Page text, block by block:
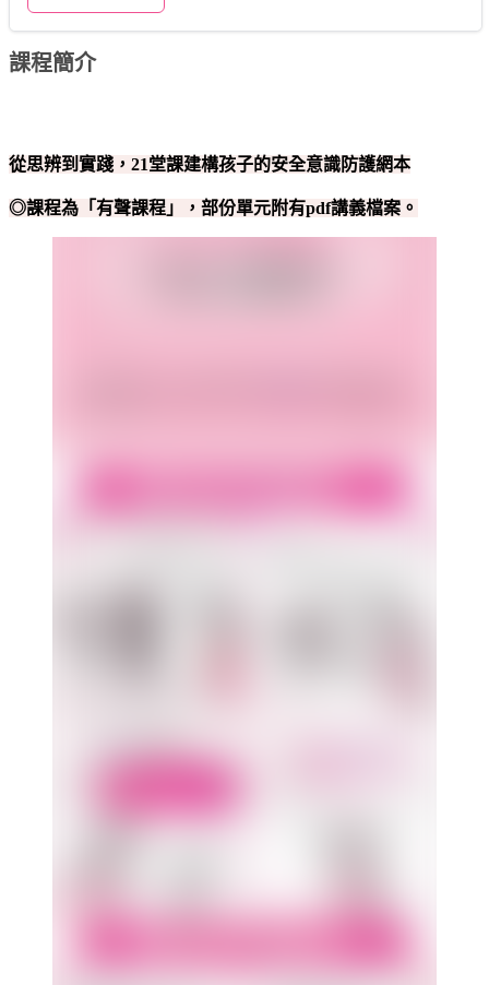
課程簡介
從思辨到實踐，21堂課建構孩子的安全意識防護網本
◎課程為「有聲課程」，部份單元附有pdf講義檔案。